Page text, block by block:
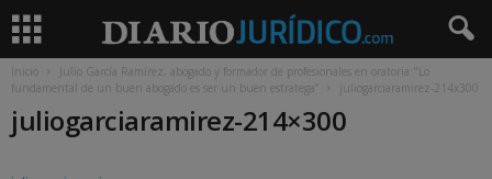
Inicio
Julio García Ramírez, abogado y formador de profesionales en oratoria:"Lo
fundamental de un buen abogado es ser un buen estratega”
juliogarciaramirez-214x300
juliogarciaramirez-214×300